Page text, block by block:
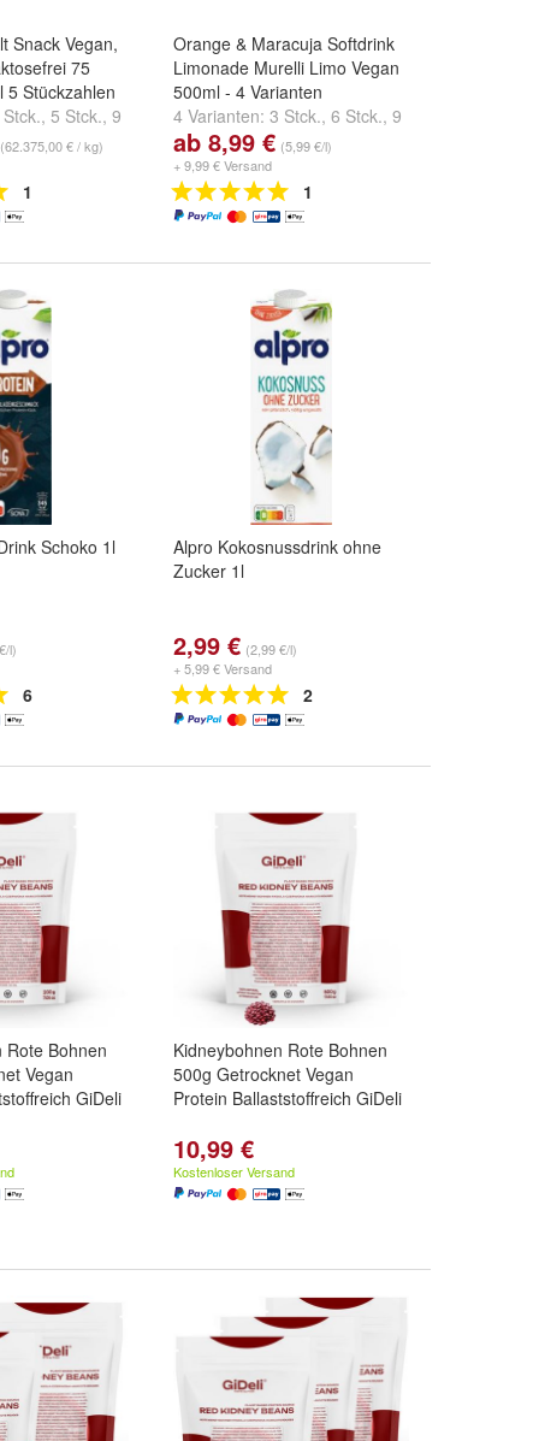
Snack Vegan,
75
5 Stückzahlen
, 5 Stck., 9
...
(62.375,00 € / kg)
1
Orange & Maracuja Softdrink
Limonade Murelli Limo Vegan
500ml - 4 Varianten
4 Varianten: 3 Stck., 6 Stck., 9
Stck.undweitere ...
ab 8,99 € (5,99 €/l)
+ 9,99 € Versand
1
Schoko 1l
l)
6
Alpro Kokosnussdrink ohne
Zucker 1l
2,99 € (2,99 €/l)
+ 5,99 € Versand
2
Rote Bohnen
Vegan
GiDeli
Kidneybohnen Rote Bohnen
500g Getrocknet Vegan
Protein Ballaststoffreich GiDeli
10,99 €
Kostenloser Versand